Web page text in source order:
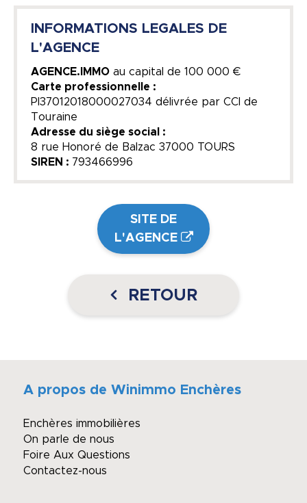
INFORMATIONS LEGALES DE
L'AGENCE
AGENCE.IMMO au capital de 100 000 €
Carte professionnelle :
PI37012018000027034 délivrée par CCI de
Touraine
Adresse du siège social :
8 rue Honoré de Balzac 37000 TOURS
SIREN : 793466996
SITE DE
L'AGENCE
RETOUR
A propos de Winimmo Enchères
Enchères immobilières
On parle de nous
Foire Aux Questions
Contactez-nous